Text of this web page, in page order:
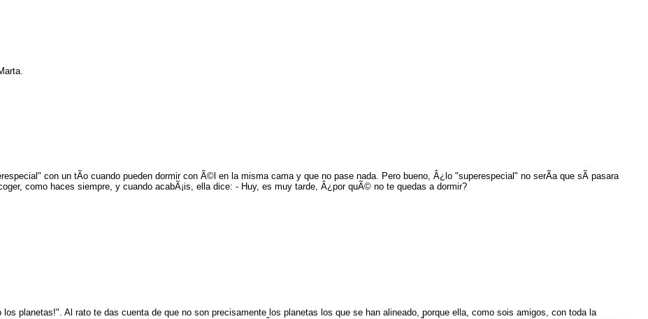
con un tÃ­o cuando pueden dormir con Ã©l en la misma cama y que no pase nada. Pero bueno, Â¿lo "superespecial" no serÃ­a que sÃ­ pasara
como haces siempre, y cuando acabÃ¡is, ella dice: - Huy, es muy tarde, Â¿por quÃ© no te quedas a dormir?
planetas!". Al rato te das cuenta de que no son precisamente los planetas los que se han alineado, porque ella, como sois amigos, con toda la